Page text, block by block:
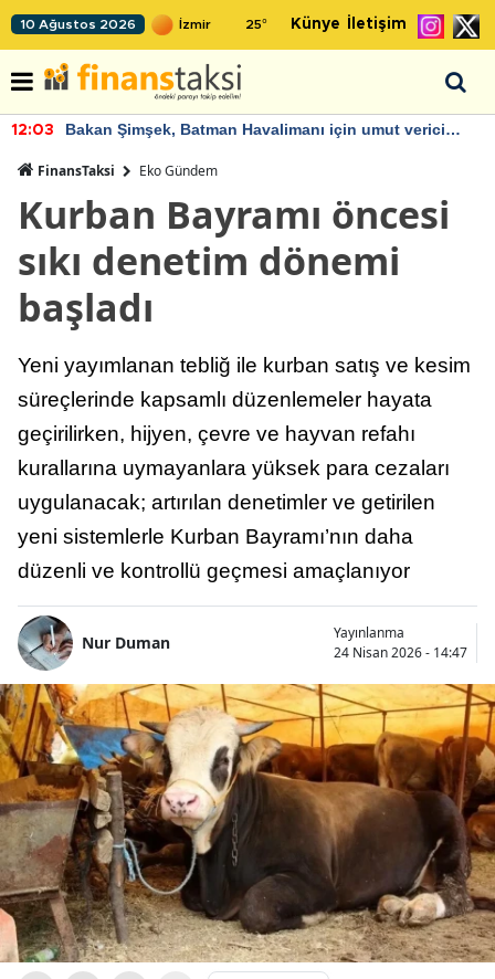
10 Ağustos 2026 25° Künye İletişim
12:03
Bakan Şimşek, Batman Havalimanı için umut verici
FinansTaksi Eko Gündem
Kurban Bayramı öncesi
sıkı denetim dönemi
başladı
Yeni yayımlanan tebliğ ile kurban satış ve kesim
süreçlerinde kapsamlı düzenlemeler hayata
geçirilirken, hijyen, çevre ve hayvan refahı
kurallarına uymayanlara yüksek para cezaları
uygulanacak; artırılan denetimler ve getirilen
yeni sistemlerle Kurban Bayramı’nın daha
düzenli ve kontrollü geçmesi amaçlanıyor
Nur Duman
Yayınlanma
24 Nisan 2026 - 14:47